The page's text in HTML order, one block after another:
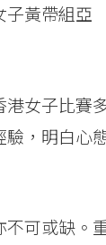
子黃帶組亞
港女子比賽
驗，明白心
不可或缺。